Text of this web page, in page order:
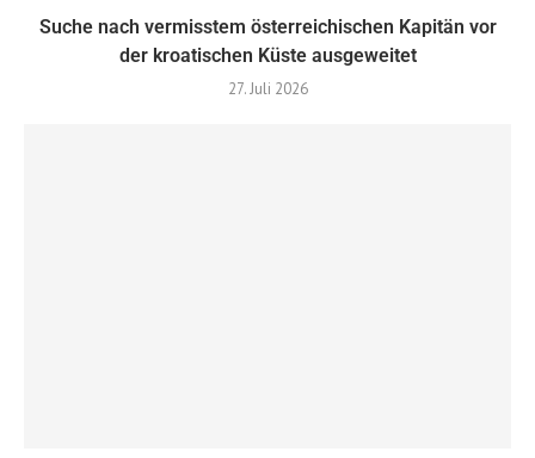
Suche nach vermisstem österreichischen Kapitän vor
der kroatischen Küste ausgeweitet
27. Juli 2026